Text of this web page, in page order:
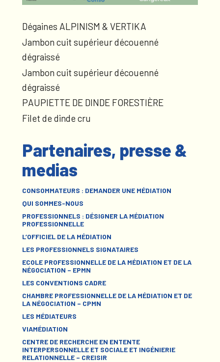
Dégaines ALPINISM & VERTIKA
Jambon cuit supérieur découenné
dégraissé
Jambon cuit supérieur découenné
dégraissé
PAUPIETTE DE DINDE FORESTIÈRE
Filet de dinde cru
Partenaires, presse &
medias
CONSOMMATEURS : DEMANDER UNE MÉDIATION
QUI SOMMES-NOUS
PROFESSIONNELS : DÉSIGNER LA MÉDIATION
PROFESSIONNELLE
L’OFFICIEL DE LA MÉDIATION
LES PROFESSIONNELS SIGNATAIRES
ECOLE PROFESSIONNELLE DE LA MÉDIATION ET DE LA
NÉGOCIATION – EPMN
LES CONVENTIONS CADRE
CHAMBRE PROFESSIONNELLE DE LA MÉDIATION ET DE
LA NÉGOCIATION – CPMN
LES MÉDIATEURS
VIAMÉDIATION
CENTRE DE RECHERCHE EN ENTENTE
INTERPERSONNELLE ET SOCIALE ET INGÉNIERIE
RELATIONNELLE – CREISIR